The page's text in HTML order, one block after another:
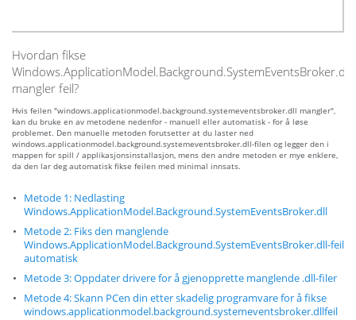
Hvordan fikse
Windows.ApplicationModel.Background.SystemEventsBroker.dll
mangler feil?
Hvis feilen "windows.applicationmodel.background.systemeventsbroker.dll mangler",
kan du bruke en av metodene nedenfor - manuell eller automatisk - for å løse
problemet. Den manuelle metoden forutsetter at du laster ned
windows.applicationmodel.background.systemeventsbroker.dll-filen og legger den i
mappen for spill / applikasjonsinstallasjon, mens den andre metoden er mye enklere,
da den lar deg automatisk fikse feilen med minimal innsats.
Metode 1: Nedlasting
Windows.ApplicationModel.Background.SystemEventsBroker.dll
Metode 2: Fiks den manglende
Windows.ApplicationModel.Background.SystemEventsBroker.dll-feil
automatisk
Metode 3: Oppdater drivere for å gjenopprette manglende .dll-filer
Metode 4: Skann PCen din etter skadelig programvare for å fikse
windows.applicationmodel.background.systemeventsbroker.dllfeil